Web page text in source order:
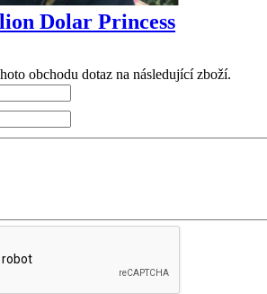
Dolar Princess
obchodu dotaz na následující zboží.